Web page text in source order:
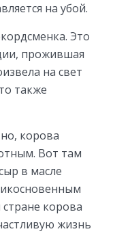
на убой.
Это
прожившая
на свет
также
корова
Вот там
в масле
корова
жизнь